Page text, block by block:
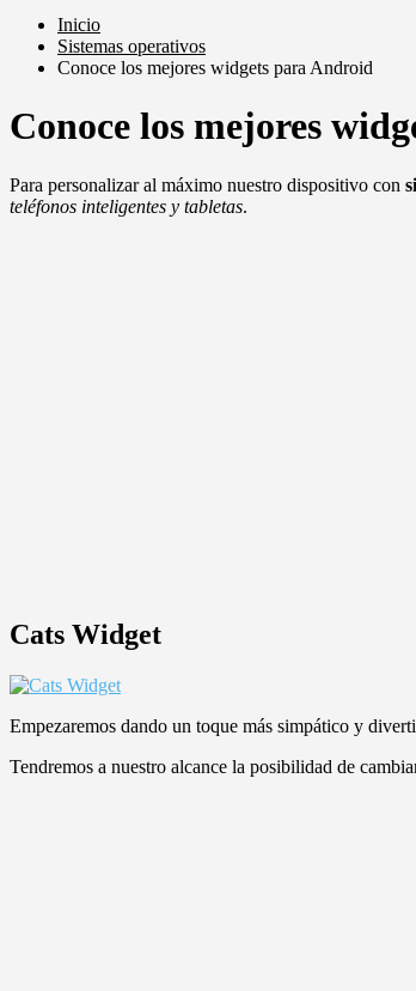
Inicio
Sistemas operativos
Conoce los mejores widgets para Android
Conoce los mejores
Para personalizar al máximo nuestro dispositivo con
teléfonos inteligentes y tabletas.
Cats Widget
Empezaremos dando un toque más simpático y
Tendremos a nuestro alcance la posibilidad de